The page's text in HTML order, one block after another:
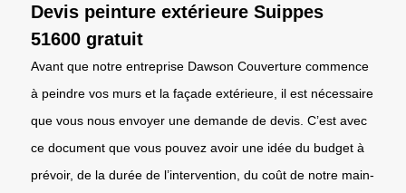
Devis peinture extérieure Suippes
51600 gratuit
Avant que notre entreprise Dawson Couverture commence
à peindre vos murs et la façade extérieure, il est nécessaire
que vous nous envoyer une demande de devis. C’est avec
ce document que vous pouvez avoir une idée du budget à
prévoir, de la durée de l’intervention, du coût de notre main-